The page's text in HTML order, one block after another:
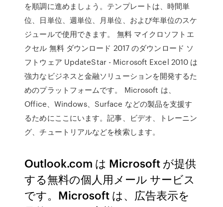
を順調に進めましょう。テンプレートは、時間単
位、日単位、週単位、月単位、および年単位のスケ
ジュールで使用できます。 無料 マイクロソフトエ
クセル 無料 ダウンロード 2017 のダウンロード ソ
フトウェア UpdateStar - Microsoft Excel 2010 は
強力なビジネスと金融ソリューションを開発するた
めのプラットフォームです。 Microsoft は、
Office、Windows、Surface などの製品を支援す
るためにここにいます。記事、ビデオ、トレーニン
グ、チュートリアルなどを検索します。
Outlook.com は Microsoft が提供
する無料の個人用メール サービス
です。Microsoft は、広告表示を